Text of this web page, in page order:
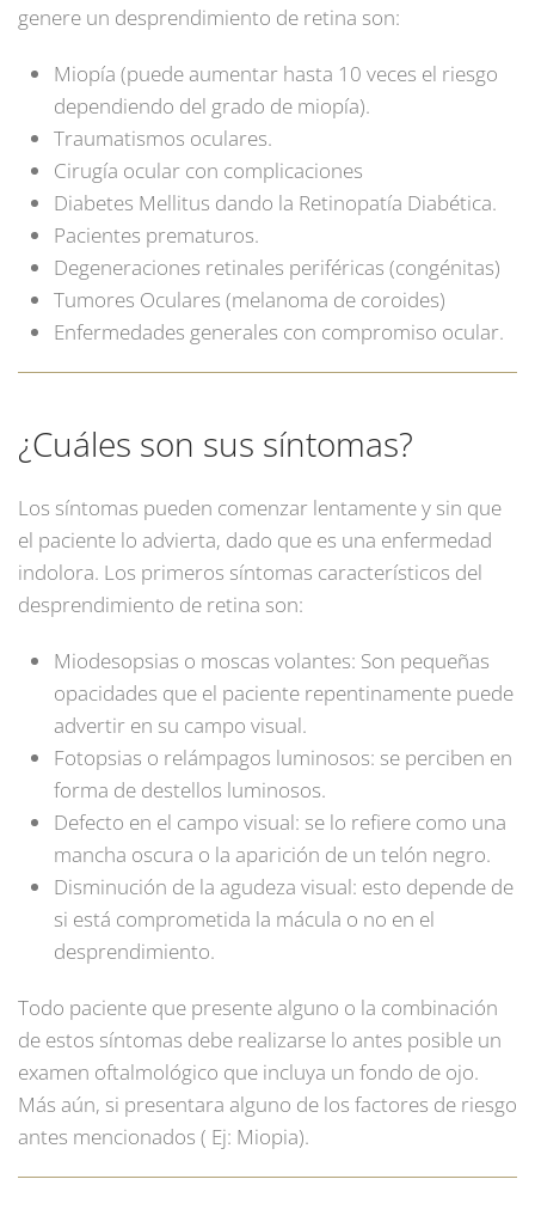
genere un desprendimiento de retina son:
Miopía (puede aumentar hasta 10 veces el riesgo
dependiendo del grado de miopía).
Traumatismos oculares.
Cirugía ocular con complicaciones
Diabetes Mellitus dando la Retinopatía Diabética.
Pacientes prematuros.
Degeneraciones retinales periféricas (congénitas)
Tumores Oculares (melanoma de coroides)
Enfermedades generales con compromiso ocular.
¿Cuáles son sus síntomas?
Los síntomas pueden comenzar lentamente y sin que
el paciente lo advierta, dado que es una enfermedad
indolora. Los primeros síntomas característicos del
desprendimiento de retina son:
Miodesopsias o moscas volantes: Son pequeñas
opacidades que el paciente repentinamente puede
advertir en su campo visual.
Fotopsias o relámpagos luminosos: se perciben en
forma de destellos luminosos.
Defecto en el campo visual: se lo refiere como una
mancha oscura o la aparición de un telón negro.
Disminución de la agudeza visual: esto depende de
si está comprometida la mácula o no en el
desprendimiento.
Todo paciente que presente alguno o la combinación
de estos síntomas debe realizarse lo antes posible un
examen oftalmológico que incluya un fondo de ojo.
Más aún, si presentara alguno de los factores de riesgo
antes mencionados ( Ej: Miopia).